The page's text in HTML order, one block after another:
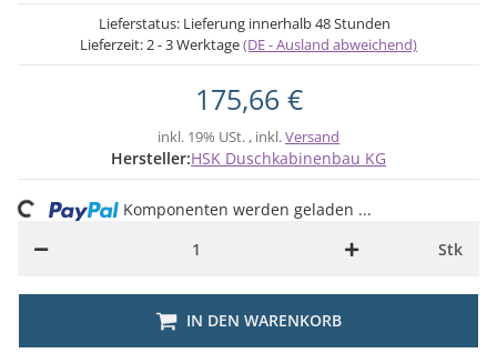
Lieferstatus: Lieferung innerhalb 48 Stunden
Lieferzeit:2 - 3 Werktage(DE - Ausland abweichend)
175,66 €
inkl. 19% USt. , inkl.Versand
Hersteller:HSK Duschkabinenbau KG
Stk
IN DEN WARENKORB
Komponenten werden geladen ...